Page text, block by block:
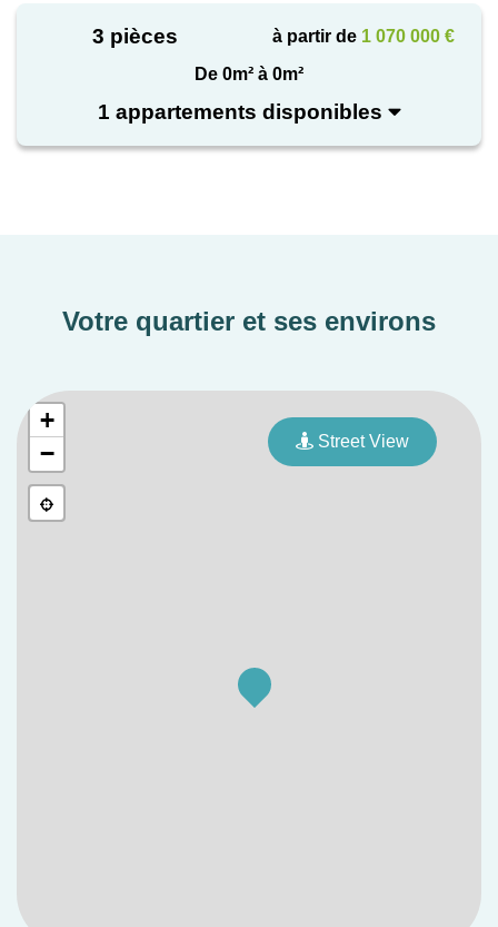
3 pièces à partir de 1 070 000 €
De 0m² à 0m²
1 appartements disponibles
Votre quartier et ses environs
+
−
Street View